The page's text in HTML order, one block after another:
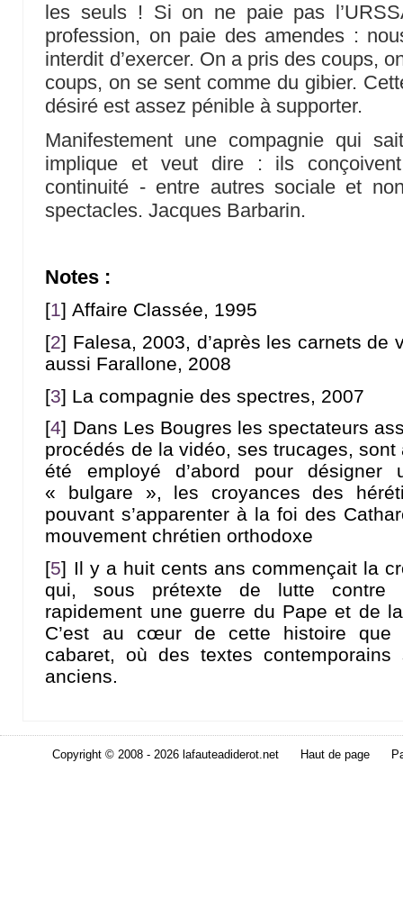
les seuls ! Si on ne paie pas
profession, on paie des amendes :
interdit d’exercer. On a pris des coups,
coups, on se sent comme du gibier.
désiré est assez pénible à supporter.
Manifestement une compagnie qui
implique et veut dire : ils
continuité - entre autres sociale et
spectacles. Jacques Barbarin.
Notes :
[1]Affaire Classée, 1995
[2] Falesa, 2003, d’après les carnets de
aussi Farallone, 2008
[3] La compagnie des spectres, 2007
[4] Dans Les Bougres les spectateurs
procédés de la vidéo, ses trucages,
été employé d’abord pour
« bulgare », les croyances des
pouvant s’apparenter à la foi des
mouvement chrétien orthodoxe
[5] Il y a huit cents ans commençait la
qui, sous prétexte de lutte contre
rapidement une guerre du Pape et de
C’est au cœur de cette histoire que
cabaret, où des textes contemporains
anciens.
Copyright © 2008 - 2026 lafauteadiderot.net Haut de page